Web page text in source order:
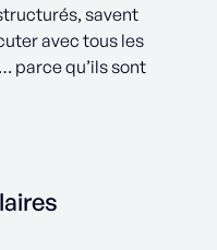
savent
avec tous les
parce qu’ils sont